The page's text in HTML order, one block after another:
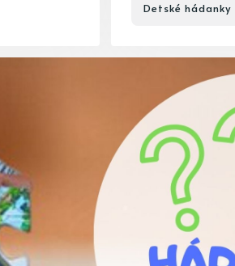
Detské hádanky